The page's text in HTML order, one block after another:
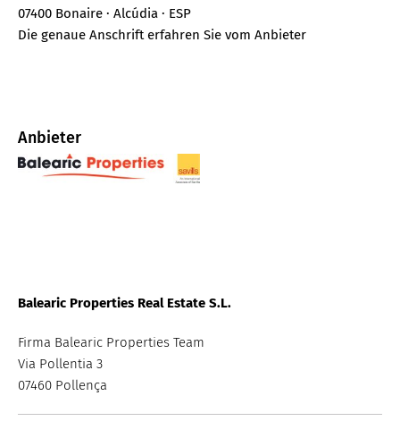
07400 Bonaire · Alcúdia · ESP
Die genaue Anschrift erfahren Sie vom Anbieter
Anbieter
Balearic Properties Real Estate S.L.
Firma Balearic Properties Team
Via Pollentia 3
07460 Pollença